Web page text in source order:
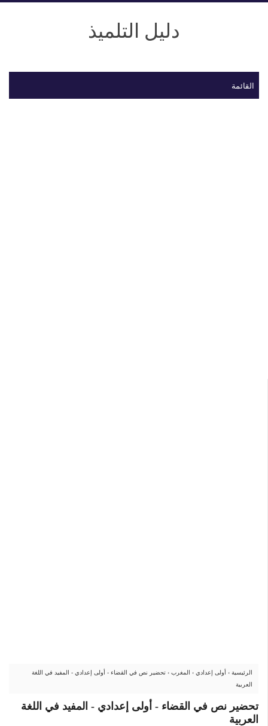
دليل التلميذ
القائمة
الرئيسية › أولى إعدادي › المغرب › تحضير نص في القضاء - أولى إعدادي - المفيد في اللغة
العربية
تحضير نص في القضاء - أولى إعدادي - المفيد في اللغة
العربية